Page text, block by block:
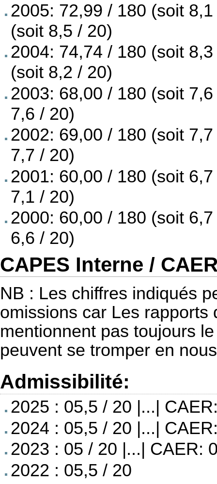
2005: 72,99 / 180 (soit
(soit 8,5 / 20)
2004: 74,74 / 180 (soit
(soit 8,2 / 20)
2003: 68,00 / 180 (soit
7,6 / 20)
2002: 69,00 / 180 (soit
7,7 / 20)
2001: 60,00 / 180 (soit
7,1 / 20)
2000: 60,00 / 180 (soit
6,6 / 20)
CAPES Interne /
NB : Les chiffres indiqués
omissions car Les rapports
mentionnent pas toujours
peuvent se tromper en
Admissibilité:
2025 : 05,5 / 20 |...|
2024 : 05,5 / 20 |...|
2023 : 05 / 20 |...| CAER:
2022 : 05,5 / 20